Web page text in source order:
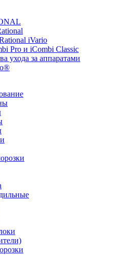
iVario
Pro и iCombi Classic
ухода за аппаратами